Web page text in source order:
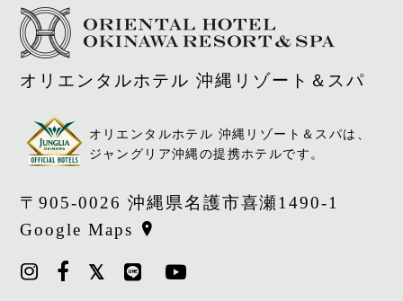
オリエンタルホテル 沖縄リゾート＆スパ
オリエンタルホテル 沖縄リゾート＆スパは、
ジャングリア沖縄の提携ホテルです。
〒905-0026 沖縄県名護市喜瀬1490-1
Google Maps